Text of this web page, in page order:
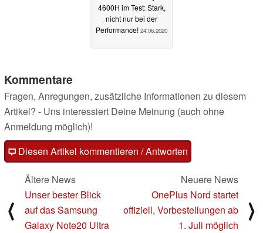
4600H im Test: Stark,
nicht nur bei der
Performance! 24.06.2020
Kommentare
Fragen, Anregungen, zusätzliche Informationen zu diesem
Artikel? - Uns interessiert Deine Meinung (auch ohne
Anmeldung möglich)!
Diesen Artikel kommentieren / Antworten
⟨
Ältere News
Unser bester Blick
auf das Samsung
Galaxy Note20 Ultra
Neuere News
OnePlus Nord startet
offiziell, Vorbestellungen ab
1. Juli möglich
⟩